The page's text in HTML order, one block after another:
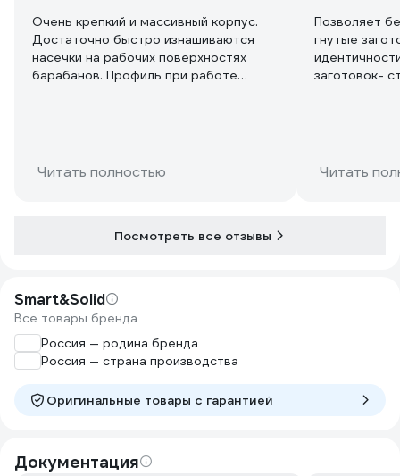
Очень крепкий и массивный корпус.
Достаточно быстро изнашиваются
насечки на рабочих поверхностях
барабанов. Профиль при работе
Читать полностью
Позволяет
гнутые
заготовок-
согнуть в
геометрии.
Читать
Посмотреть все отзывы
Smart&Solid
Все товары бренда
Россия — родина бренда
Россия — страна производства
Оригинальные товары c гарантией
Документация